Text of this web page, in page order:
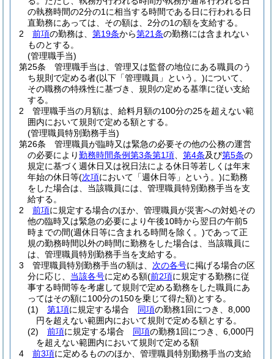
の執務時間の2分の1に相当する時間である日に行われる日
直勤務にあっては、その額は、2分の1の額を支給する。
2
前項の勤務は、 第19条から第21条の勤務には含まれない
ものとする。
(管理職手当)
第25条
管理職手当は、管理又は監督の地位にある職員のう
ち規則で定める者(以下「管理職員」という。)について、
その職務の特殊性に基づき、規則の定める基準に従い支給
する。
2
管理職手当の月額は、給料月額の100分の25を超えない範
囲内において規則で定める額とする。
(管理職員特別勤務手当)
第26条
管理職員が臨時又は緊急の必要その他の公務の運営
の必要により勤務時間条例第3条第1項 第4条及び第5条の
規定に基づく週休日又は祝日法による休日等若しくは年末
年始の休日等(次項において「週休日等」という。)に勤務
をした場合は、当該職員には、管理職員特別勤務手当を支
給する。
2
前項に規定する場合のほか、管理職員が災害への対処その
他の臨時又は緊急の必要により午後10時から翌日の午前5
時までの間(週休日等に含まれる時間を除く。)であって正
規の勤務時間以外の時間に勤務をした場合は、当該職員に
は、管理職員特別勤務手当を支給する。
3
管理職員特別勤務手当の額は、 次の各号に掲げる場合の区
分に応じ、 当該各号に定める額(前2項に規定する勤務に従
事する時間等を考慮して規則で定める勤務をした職員にあ
ってはその額に100分の150を乗じて得た額)とする。
(1)
第1項に規定する場合 同項の勤務1回につき、8,000
円を超えない範囲内において規則で定める額とする。
(2)
前項に規定する場合 同項の勤務1回につき、6,000円
を超えない範囲内において規則で定める額
4
前3項に定めるもののほか、管理職員特別勤務手当の支給